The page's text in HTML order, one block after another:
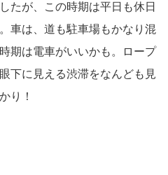
たが、この時期は平日も休日
車は、道も駐車場もかなり混
期は電車がいいかも。ロープ
下に見える渋滞をなんども見
り！